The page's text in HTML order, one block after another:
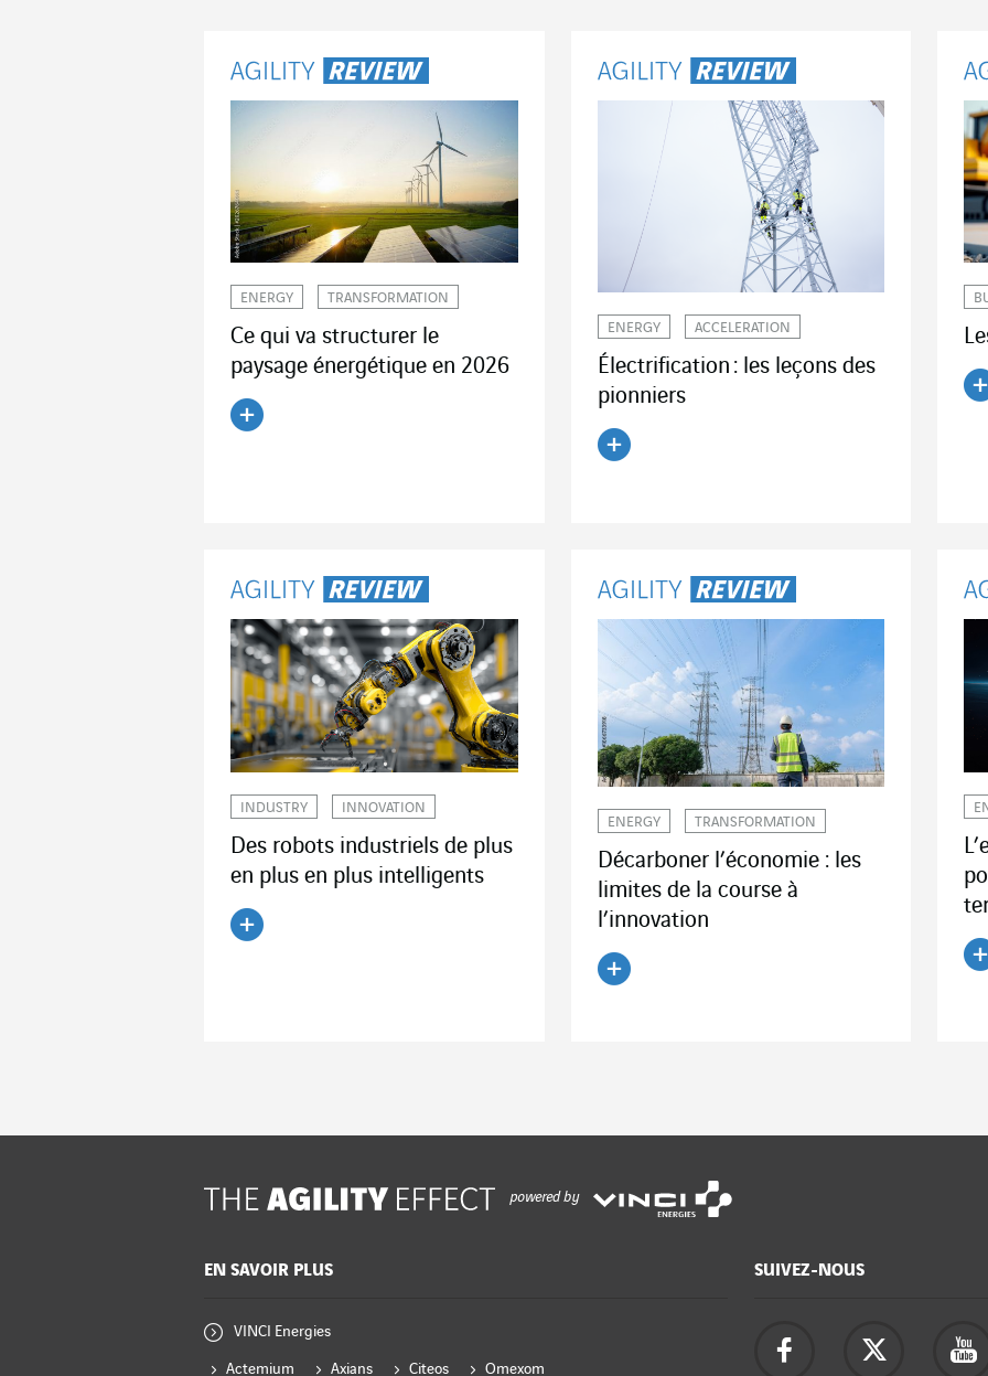
ENERGY TRANSFORMATION
Ce qui va structurer le
paysage énergétique en 2026
ENERGY ACCELERATION
Électrification : les leçons des
pionniers
INDUSTRY INNOVATION
Des robots industriels de plus
en plus en plus intelligents
ENERGY TRANSFORMATION
Décarboner l’économie : les
limites de la course à
l’innovation
powered by
EN SAVOIR PLUS
VINCI Energies
Actemium Axians Citeos Omexom
SUIVEZ-NOUS